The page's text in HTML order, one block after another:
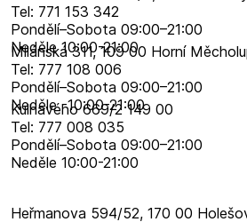
Tel: 771 153 342
Pondělí–​Sobota 09:00–​21:00
Neděle 10:00-21:00
Milánská 311, 109 00 Horní
Tel: 777 108 006
Pondělí–​Sobota 09:00–​21:00
Neděle -10:00-21:00
Kulhavého 669/2 149 00
Tel: 777 008 035
Pondělí–​Sobota 09:00–​21:00
Neděle 10:00-21:00
Heřmanova 594/52, 170 00